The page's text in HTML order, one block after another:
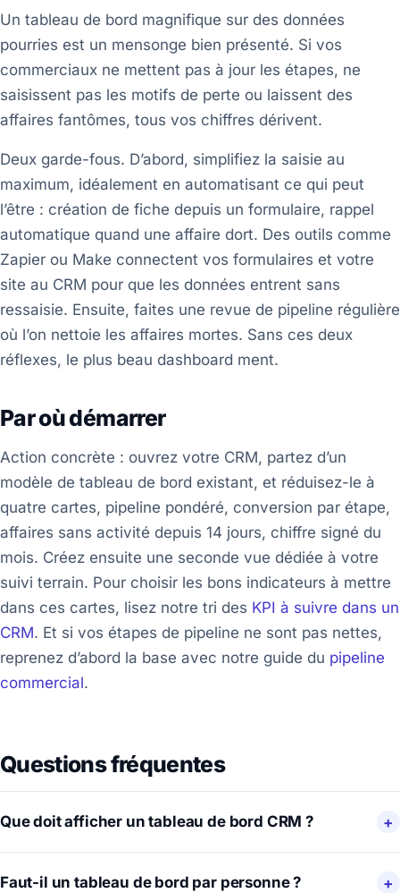
Un tableau de bord magnifique sur des données
pourries est un mensonge bien présenté. Si vos
commerciaux ne mettent pas à jour les étapes, ne
saisissent pas les motifs de perte ou laissent des
affaires fantômes, tous vos chiffres dérivent.
Deux garde-fous. D’abord, simplifiez la saisie au
maximum, idéalement en automatisant ce qui peut
l’être : création de fiche depuis un formulaire, rappel
automatique quand une affaire dort. Des outils comme
Zapier ou Make connectent vos formulaires et votre
site au CRM pour que les données entrent sans
ressaisie. Ensuite, faites une revue de pipeline régulière
où l’on nettoie les affaires mortes. Sans ces deux
réflexes, le plus beau dashboard ment.
Par où démarrer
Action concrète : ouvrez votre CRM, partez d’un
modèle de tableau de bord existant, et réduisez-le à
quatre cartes, pipeline pondéré, conversion par étape,
affaires sans activité depuis 14 jours, chiffre signé du
mois. Créez ensuite une seconde vue dédiée à votre
suivi terrain. Pour choisir les bons indicateurs à mettre
dans ces cartes, lisez notre tri des KPI à suivre dans un
CRM. Et si vos étapes de pipeline ne sont pas nettes,
reprenez d’abord la base avec notre guide du pipeline
commercial.
Questions fréquentes
Que doit afficher un tableau de bord CRM ?
Faut-il un tableau de bord par personne ?